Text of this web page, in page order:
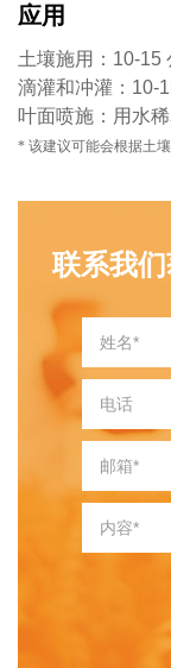
应用
土壤施用：10-15
滴灌和冲灌：10-
叶面喷施：用水
* 该建议可能会根据土
联系我